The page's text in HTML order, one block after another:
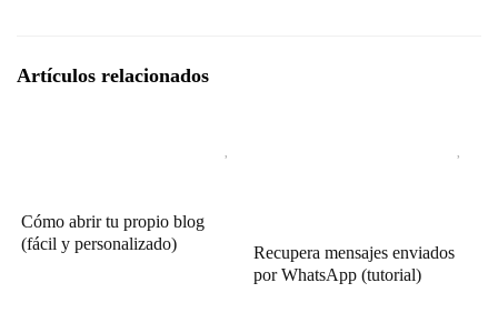
Artículos relacionados
Cómo abrir tu propio blog
(fácil y personalizado)
Recupera mensajes enviados
por WhatsApp (tutorial)